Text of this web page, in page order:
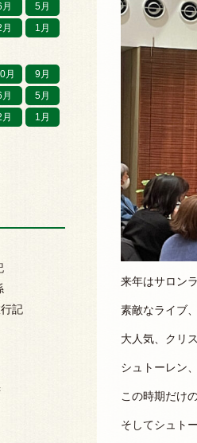
来年はサロン
素敵なライブ
大人気、クリ
シュトーレン
この時期だけ
そしてシュト
5月
1月
月
9月
5月
1月
記